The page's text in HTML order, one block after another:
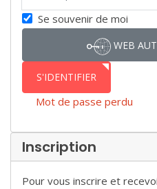
Se souvenir de moi
WEB
S'IDENTIFIER
Mot de passe perdu
Inscription
Pour vous inscrire et